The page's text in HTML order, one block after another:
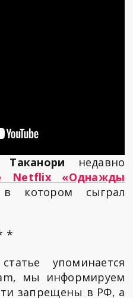
Таканори недавно
Netflix «Однажды
котором сыграл
*
упоминается
мы информируем
запрещены в РФ, а